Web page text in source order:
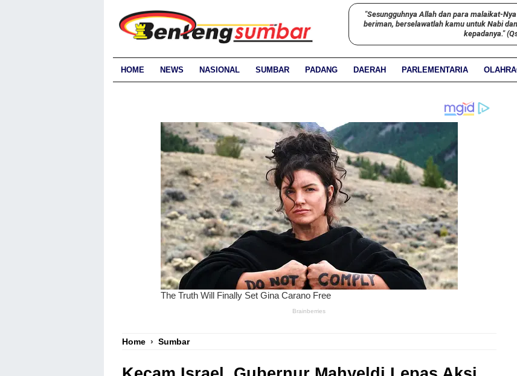
"Sesungguhnya Allah dan para malaikat-
beriman, berselawatlah kamu untuk Nabi
kepadanya."
HOME NEWS NASIONAL SUMBAR PADANG DAERAH PARLEMENTARIA
Home › Sumbar